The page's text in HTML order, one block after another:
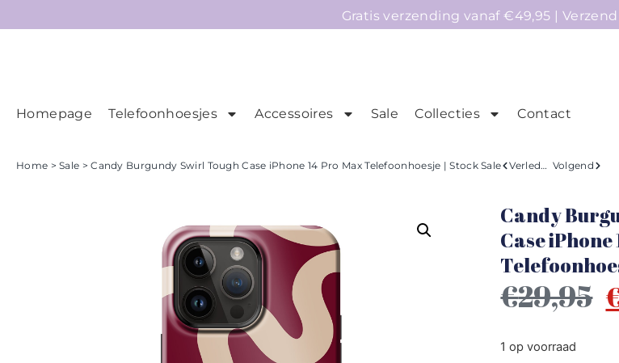
Gratis verzending vanaf €49,95 |
Homepage Telefoonhoesjes Accessoires Sale Collecties Contact
Home >Sale > Candy Burgundy Swirl Tough Case iPhone 14 Pro Max Telefoonhoesje | Stock Sale Verleden Volgend
Candy
Case
€29,95
1 op voorraad